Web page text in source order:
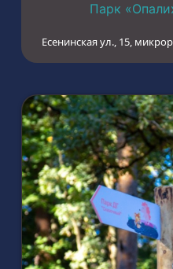
Парк
Есенинская ул., 15,